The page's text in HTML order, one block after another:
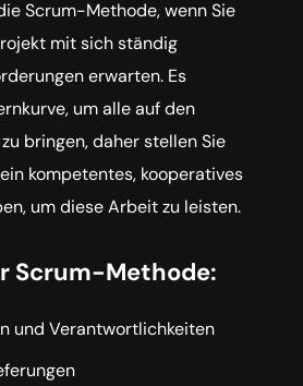
Scrum-Methode, wenn Sie
mit sich ständig
erwarten. Es
um alle auf den
bringen, daher stellen Sie
kompetentes, kooperatives
um diese Arbeit zu leisten.
Scrum-Methode:
und Verantwortlichkeiten